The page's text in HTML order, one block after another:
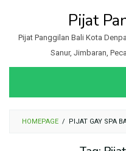
konten
Pijat
Pijat Panggilan Bali Kota
Sanur, Jimbaran,
HOMEPAGE / PIJAT GAY SPA